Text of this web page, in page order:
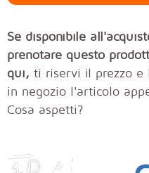
Se disponibile
prenotare questo
qui, ti riservi il prezzo e
in negozio l'articolo
Cosa aspetti?